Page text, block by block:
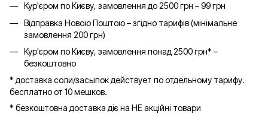
Кур'єром по Києву, замовлення до 2500 грн – 99 грн
Відправка Новою Поштою – згідно тарифів (мінімальне
замовлення 200 грн)
Кур'єром по Києву, замовлення понад 2500 грн* –
безкоштовно
* доставка соли/засыпок действует по отдельному тарифу.
бесплатно от 10 мешков.
* безкоштовна доставка діє на НЕ акційні товари